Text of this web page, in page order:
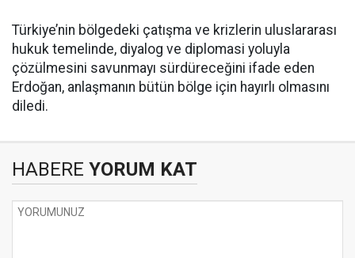
Türkiye’nin bölgedeki çatışma ve krizlerin uluslararası
hukuk temelinde, diyalog ve diplomasi yoluyla
çözülmesini savunmayı sürdüreceğini ifade eden
Erdoğan, anlaşmanın bütün bölge için hayırlı olmasını
diledi.
HABERE YORUM KAT